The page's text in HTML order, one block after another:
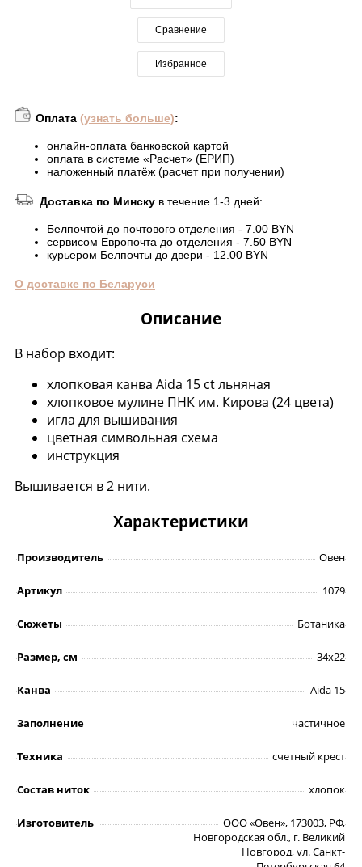
Сравнение
Избранное
Оплата (узнать больше):
онлайн-оплата банковской картой
оплата в системе «Расчет» (ЕРИП)
наложенный платёж (расчет при получении)
Доставка по Минску в течение 1-3 дней:
Белпочтой до почтового отделения - 7.00 BYN
сервисом Европочта до отделения - 7.50 BYN
курьером Белпочты до двери - 12.00 BYN
О доставке по Беларуси
Описание
В набор входит:
хлопковая канва Aida 15 ct льняная
хлопковое мулине ПНК им. Кирова (24 цвета)
игла для вышивания
цветная символьная схема
инструкция
Вышивается в 2 нити.
Характеристики
Производитель Овен
Артикул 1079
Сюжеты Ботаника
Размер, см 34х22
Канва Aida 15
Заполнение частичное
Техника счетный крест
Состав ниток хлопок
Изготовитель
ООО «Овен», 173003, РФ,
Новгородская обл., г. Великий
Новгород, ул. Санкт-